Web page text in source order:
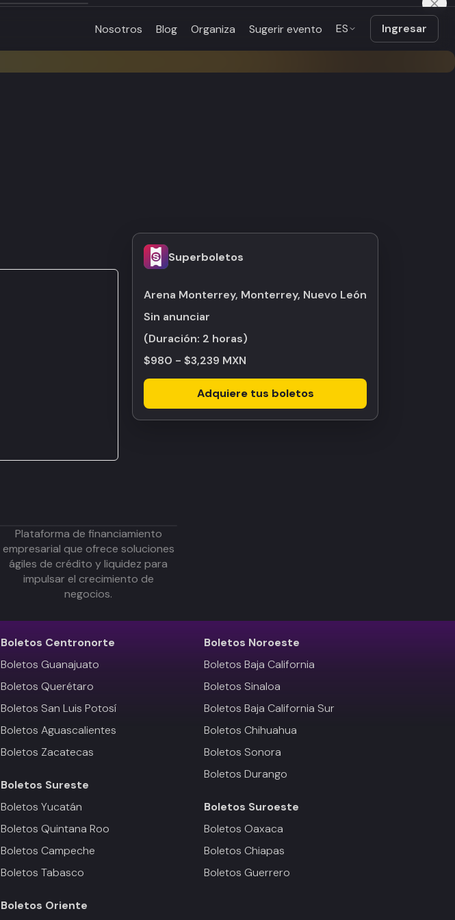
Nosotros Blog Organiza Sugerir evento ES Ingresar
Superboletos
Arena Monterrey, Monterrey, Nuevo León
Sin anunciar
(Duración: 2 horas)
$980 - $3,239 MXN
Adquiere tus boletos
Plataforma de financiamiento
empresarial que ofrece soluciones
ágiles de crédito y liquidez para
impulsar el crecimiento de
negocios.
Boletos Centronorte
Boletos Guanajuato
Boletos Querétaro
Boletos San Luis Potosí
Boletos Aguascalientes
Boletos Zacatecas
Boletos Sureste
Boletos Yucatán
Boletos Quintana Roo
Boletos Campeche
Boletos Tabasco
Boletos Oriente
Boletos Noroeste
Boletos Baja California
Boletos Sinaloa
Boletos Baja California Sur
Boletos Chihuahua
Boletos Sonora
Boletos Durango
Boletos Suroeste
Boletos Oaxaca
Boletos Chiapas
Boletos Guerrero